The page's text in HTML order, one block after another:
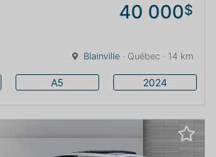
40 000$
Blainville · Québec · 14 km
A5 2024